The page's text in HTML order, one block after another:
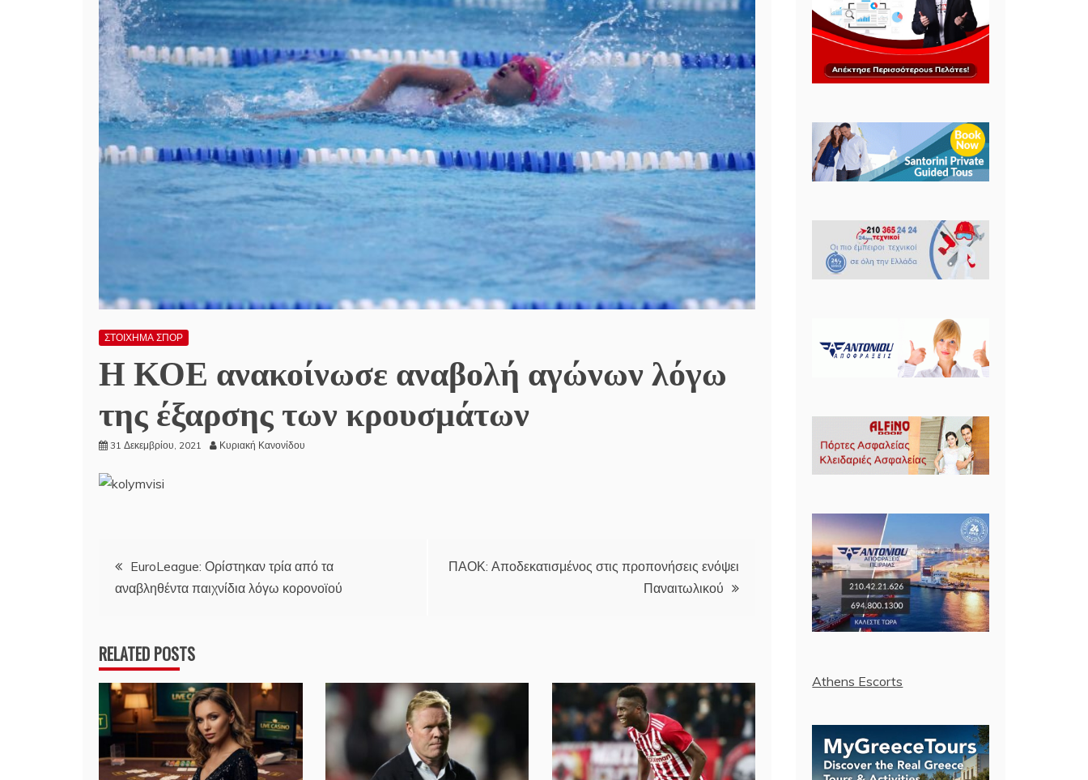
ΣΤΟΙΧΗΜΑ ΣΠΟΡ
Η ΚΟΕ ανακοίνωσε αναβολή αγώνων λόγω
της έξαρσης των κρουσμάτων
31 Δεκεμβρίου, 2021 Κυριακή Κανονίδου
Πλοήγηση
άρθρων
EuroLeague: Ορίστηκαν τρία από τα
αναβληθέντα παιχνίδια λόγω κορονοϊού
ΠΑΟΚ: Αποδεκατισμένος στις προπονήσεις ενόψει
Παναιτωλικού
RELATED POSTS
Athens Escorts